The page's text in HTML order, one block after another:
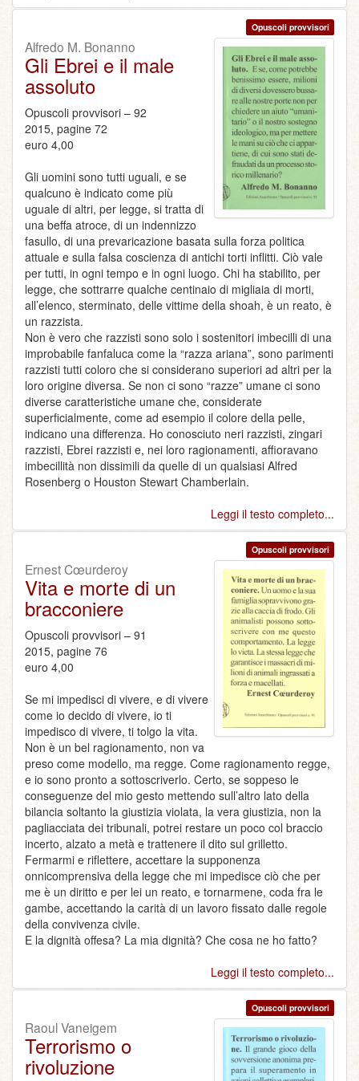
Opuscoli provvisori
Alfredo M. Bonanno
Gli Ebrei e il male
assoluto
Opuscoli provvisori – 92
2015, pagine 72
euro 4,00
Gli uomini sono tutti uguali, e se
qualcuno è indicato come più
uguale di altri, per legge, si tratta di
una beffa atroce, di un indennizzo
fasullo, di una prevaricazione basata sulla forza politica
attuale e sulla falsa coscienza di antichi torti inflitti. Ciò vale
per tutti, in ogni tempo e in ogni luogo. Chi ha stabilito, per
legge, che sottrarre qualche centinaio di migliaia di morti,
all’elenco, sterminato, delle vittime della shoah, è un reato, è
un razzista.
Non è vero che razzisti sono solo i sostenitori imbecilli di una
improbabile fanfaluca come la “razza ariana”, sono parimenti
razzisti tutti coloro che si considerano superiori ad altri per la
loro origine diversa. Se non ci sono “razze” umane ci sono
diverse caratteristiche umane che, considerate
superficialmente, come ad esempio il colore della pelle,
indicano una differenza. Ho conosciuto neri razzisti, zingari
razzisti, Ebrei razzisti e, nei loro ragionamenti, affioravano
imbecillità non dissimili da quelle di un qualsiasi Alfred
Rosenberg o Houston Stewart Chamberlain.
Leggi il testo completo...
Opuscoli provvisori
Ernest Cœurderoy
Vita e morte di un
bracconiere
Opuscoli provvisori – 91
2015, pagine 76
euro 4,00
Se mi impedisci di vivere, e di vivere
come io decido di vivere, io ti
impedisco di vivere, ti tolgo la vita.
Non è un bel ragionamento, non va
preso come modello, ma regge. Come ragionamento regge,
e io sono pronto a sottoscriverlo. Certo, se soppeso le
conseguenze del mio gesto mettendo sull’altro lato della
bilancia soltanto la giustizia violata, la vera giustizia, non la
pagliacciata dei tribunali, potrei restare un poco col braccio
incerto, alzato a metà e trattenere il dito sul grilletto.
Fermarmi e riflettere, accettare la supponenza
onnicomprensiva della legge che mi impedisce ciò che per
me è un diritto e per lei un reato, e tornarmene, coda fra le
gambe, accettando la carità di un lavoro fissato dalle regole
della convivenza civile.
E la dignità offesa? La mia dignità? Che cosa ne ho fatto?
Leggi il testo completo...
Opuscoli provvisori
Raoul Vaneigem
Terrorismo o
rivoluzione